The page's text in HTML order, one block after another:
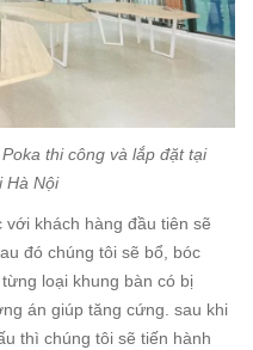
thi công và lắp đặt tại
Hà Nội
với khách hàng đầu tiên sẽ
đó chúng tôi sẽ bổ, bóc
loại khung bàn có bị
án giúp tăng cứng. sau khi
thì chúng tôi sẽ tiến hành